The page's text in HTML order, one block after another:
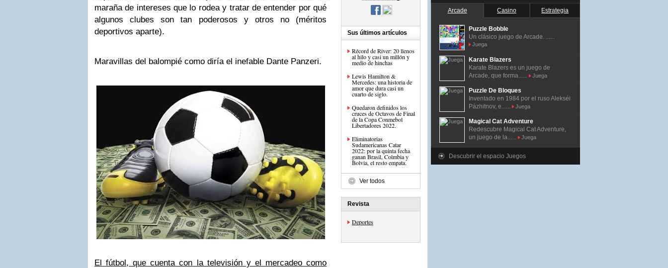
maraña de intereses que lo rodea y tratar de entender por qué
algunos clubes son tan poderosos y otros no (méritos
deportivos aparte).
Maravillas del balompié como diría el inefable Dante Panzeri.
El fútbol, que cuenta con la televisión y el mercadeo como
Sus últimos artículos
Récord de River: 20 llenos
al hilo y casi un millón y
medio de hinchas
Lewis Hamilton &
Mercedes: una historia de
amor que dura casi un
cuarto de siglo.
Quedaron definidos los
cruces de Octavos de Final
de la Copa Conmebol
Libertadores 2022.
Eliminatorias
Sudamericanas Catar
2022: por la quinta fecha
ganan Brasil, Colmbia y
Bolvia, el resto empata.
Ver todos
Revista
Deportes
Arcade Casino Estrategia
Puzzle Bobble
Un clásico juego de Arcade. ......
Juega
Karate Blazers
Karate Blazers es un juego de
Arcade, que forma......
Juega
Puzzle De Bloques
Inventado en 1984 por el ruso Alekséi
Pázhitnov, e......
Juega
Magical Cat Adventure
Redescubre Magical Cat Adventure,
un juego de la......
Juega
Descubrir el espacio Juegos